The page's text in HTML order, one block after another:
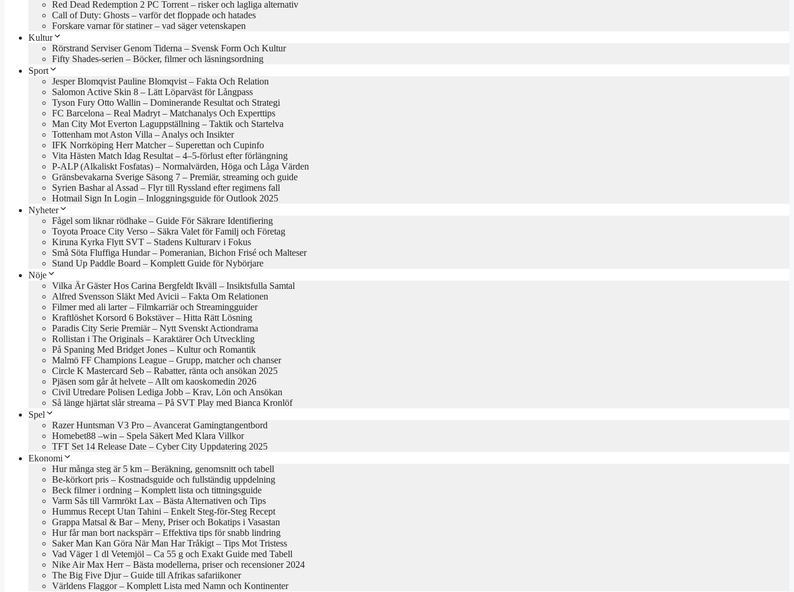
Red Dead Redemption 2 PC Torrent – risker och lagliga alternativ
Call of Duty: Ghosts – varför det floppade och hatades
Forskare varnar för statiner – vad säger vetenskapen
Kultur
Rörstrand Serviser Genom Tiderna – Svensk Form Och Kultur
Fifty Shades-serien – Böcker, filmer och läsningsordning
Sport
Jesper Blomqvist Pauline Blomqvist – Fakta Och Relation
Salomon Active Skin 8 – Lätt Löparväst för Långpass
Tyson Fury Otto Wallin – Dominerande Resultat och Strategi
FC Barcelona – Real Madryt – Matchanalys Och Experttips
Man City Mot Everton Laguppställning – Taktik och Startelva
Tottenham mot Aston Villa – Analys och Insikter
IFK Norrköping Herr Matcher – Superettan och Cupinfo
Vita Hästen Match Idag Resultat – 4–5-förlust efter förlängning
P-ALP (Alkaliskt Fosfatas) – Normalvärden, Höga och Låga Värden
Gränsbevakarna Sverige Säsong 7 – Premiär, streaming och guide
Syrien Bashar al Assad – Flyr till Ryssland efter regimens fall
Hotmail Sign In Login – Inloggningsguide för Outlook 2025
Nyheter
Fågel som liknar rödhake – Guide För Säkrare Identifiering
Toyota Proace City Verso – Säkra Valet för Familj och Företag
Kiruna Kyrka Flytt SVT – Stadens Kulturarv i Fokus
Små Söta Fluffiga Hundar – Pomeranian, Bichon Frisé och Malteser
Stand Up Paddle Board – Komplett Guide för Nybörjare
Nöje
Vilka Är Gäster Hos Carina Bergfeldt Ikväll – Insiktsfulla Samtal
Alfred Svensson Släkt Med Avicii – Fakta Om Relationen
Filmer med ali larter – Filmkarriär och Streamingguider
Kraftlöshet Korsord 6 Bokstäver – Hitta Rätt Lösning
Paradis City Serie Premiär – Nytt Svenskt Actiondrama
Rollistan i The Originals – Karaktärer Och Utveckling
På Spaning Med Bridget Jones – Kultur och Romantik
Malmö FF Champions League – Grupp, matcher och chanser
Circle K Mastercard Seb – Rabatter, ränta och ansökan 2025
Pjäsen som går åt helvete – Allt om kaoskomedin 2026
Civil Utredare Polisen Lediga Jobb – Krav, Lön och Ansökan
Så länge hjärtat slår streama – På SVT Play med Bianca Kronlöf
Spel
Razer Huntsman V3 Pro – Avancerat Gamingtangentbord
Homebet88 –win – Spela Säkert Med Klara Villkor
TFT Set 14 Release Date – Cyber City Uppdatering 2025
Ekonomi
Hur många steg är 5 km – Beräkning, genomsnitt och tabell
Be-körkort pris – Kostnadsguide och fullständig uppdelning
Beck filmer i ordning – Komplett lista och tittningsguide
Varm Sås till Varmrökt Lax – Bästa Alternativen och Tips
Hummus Recept Utan Tahini – Enkelt Steg-för-Steg Recept
Grappa Matsal & Bar – Meny, Priser och Bokatips i Vasastan
Hur får man bort nackspärr – Effektiva tips för snabb lindring
Saker Man Kan Göra När Man Har Tråkigt – Tips Mot Tristess
Vad Väger 1 dl Vetemjöl – Ca 55 g och Exakt Guide med Tabell
Nike Air Max Herr – Bästa modellerna, priser och recensioner 2024
The Big Five Djur – Guide till Afrikas safariikoner
Världens Flaggor – Komplett Lista med Namn och Kontinenter